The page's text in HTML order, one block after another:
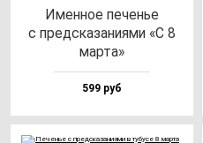
Имен­ное пе­ченье
с пред­ска­за­ни­ями «С 8
мар­та»
599 руб